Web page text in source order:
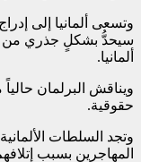
وتسعى ألمانيا إلى
سيحدُّ بشكلٍ جذري من
ألمانيا.
ويناقش البرلمان
حقوقية.
وتجد السلطات
المهاجرين بسبب